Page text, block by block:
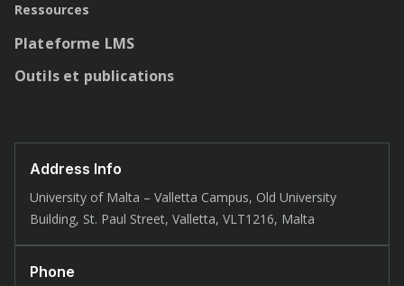
Ressources
Plateforme LMS
Outils et publications
Address Info
University of Malta – Valletta Campus, Old University
Building, St. Paul Street, Valletta, VLT1216, Malta
Phone